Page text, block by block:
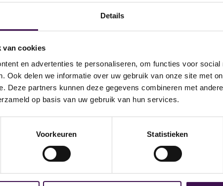
Details
van cookies
en advertenties te personaliseren, om functies voor social
Ook delen we informatie over uw gebruik van onze site met
Deze partners kunnen deze gegevens combineren met
op basis van uw gebruik van hun services.
Voorkeuren Statistieken
deskundig team van professionals.
ontwikkeling.
beleidsvelden binnen het ruimtelijk domein.
en met externe partners.
en concrete resultaten.
management.
afdeling Omgevingsontwikkeling.
ondernemers, maatschappelijke organisaties,
zich niet aan de grenzen van beleidsterreinen.